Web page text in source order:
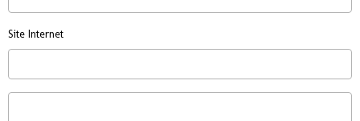
Site Internet